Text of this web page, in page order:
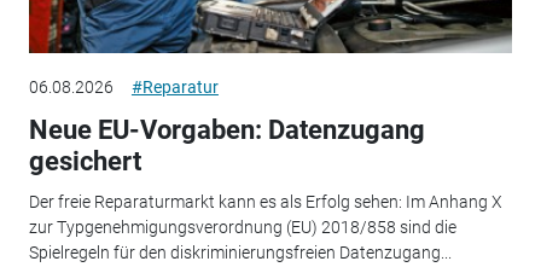
06.08.2026 #Reparatur
Neue EU-Vorgaben: Datenzugang
gesichert
Der freie Reparaturmarkt kann es als Erfolg sehen: Im Anhang X
zur Typgenehmigungsverordnung (EU) 2018/858 sind die
Spielregeln für den diskriminierungsfreien Datenzugang...